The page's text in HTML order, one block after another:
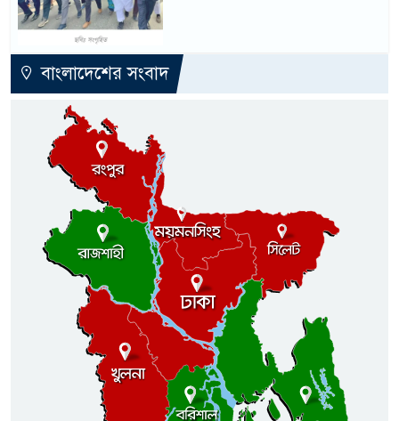
বাংলাদেশের সংবাদ